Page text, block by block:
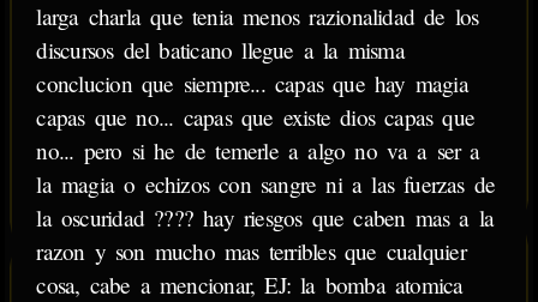
larga charla que tenia menos razionalidad de los
discursos del baticano llegue a la misma
conclucion que siempre... capas que hay magia
capas que no... capas que existe dios capas que
no... pero si he de temerle a algo no va a ser a
la magia o echizos con sangre ni a las fuerzas de
la oscuridad ???? hay riesgos que caben mas a la
razon y son mucho mas terribles que cualquier
cosa, cabe a mencionar, EJ: la bomba atomica